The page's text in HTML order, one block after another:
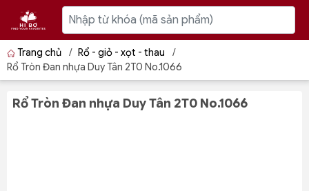
Trang chủ / Rổ - giỏ - xọt - thau
/
Rổ Tròn Đan nhựa Duy Tân 2T0 No.1066
Rổ Tròn Đan nhựa Duy Tân 2T0 No.1066